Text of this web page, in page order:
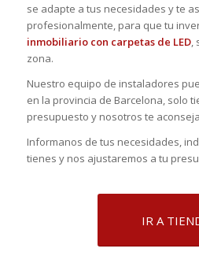
se adapte a tus necesidades y te
profesionalmente, para que tu
inmobiliario con carpetas de LED,
zona.
Nuestro equipo de instaladores
en la provincia de Barcelona, solo
presupuesto y nosotros te
Informanos de tus necesidades,
tienes y nos ajustaremos a tu
IR A